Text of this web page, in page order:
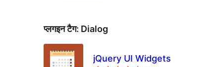
प्लगइन टैग: Dialog
jQuery UI Widgets